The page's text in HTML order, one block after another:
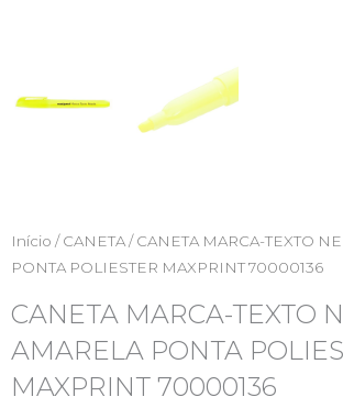
Início /CANETA/ CANETA MARCA-TEXTO
PONTA POLIESTER MAXPRINT 70000136
CANETA MARCA-TEXTO
AMARELA PONTA
MAXPRINT 70000136